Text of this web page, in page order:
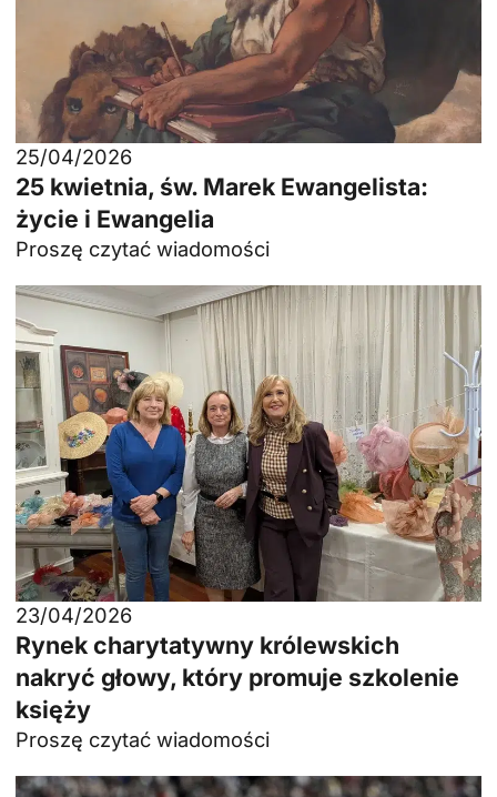
25/04/2026
25 kwietnia, św. Marek Ewangelista:
życie i Ewangelia
Proszę czytać wiadomości
23/04/2026
Rynek charytatywny królewskich
nakryć głowy, który promuje szkolenie
księży
Proszę czytać wiadomości